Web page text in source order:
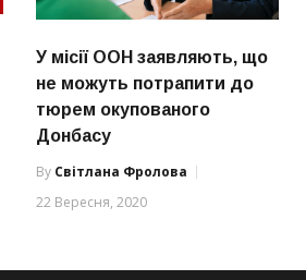
У місії ООН заявляють, що
не можуть потрапити до
тюрем окупованого
Донбасу
By Світлана Фролова
22 Вересня, 2020